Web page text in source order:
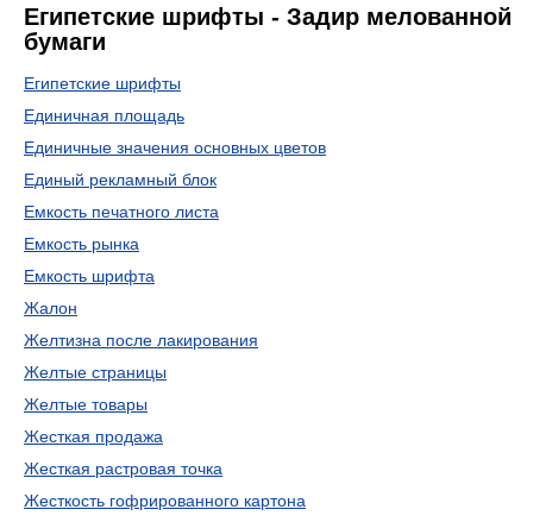
Египетские шрифты - Задир мелованной
бумаги
Египетские шрифты
Единичная площадь
Единичные значения основных цветов
Единый рекламный блок
Емкость печатного листа
Емкость рынка
Емкость шрифта
Жалон
Желтизна после лакирования
Желтые страницы
Желтые товары
Жесткая продажа
Жесткая растровая точка
Жесткость гофрированного картона